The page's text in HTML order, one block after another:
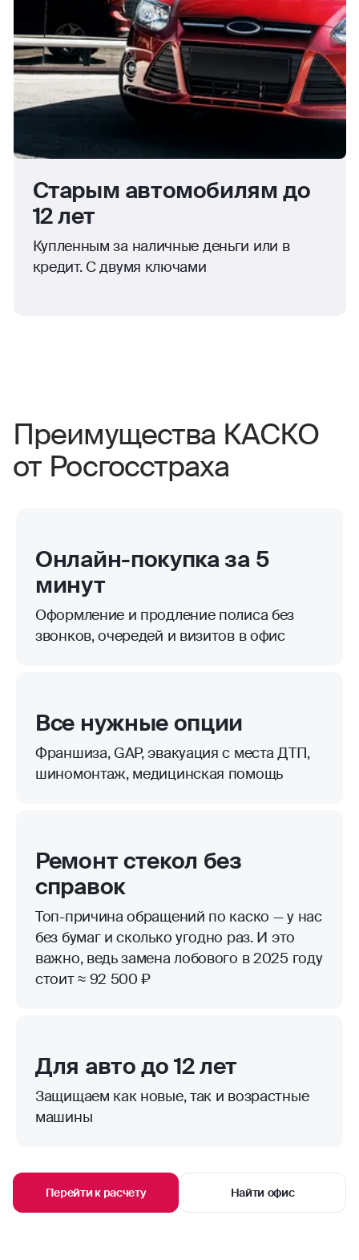
Старым автомобилям до
12 лет
Купленным за наличные деньги или в
кредит. С двумя ключами
Преимущества КАСКО
от Росгосстраха
Онлайн-покупка за 5
минут
Оформление и продление полиса без
звонков, очередей и визитов в офис
Все нужные опции
Франшиза, GAP, эвакуация с места ДТП,
шиномонтаж, медицинская помощь
Ремонт стекол без
справок
Топ-причина обращений по каско — у нас
без бумаг и сколько угодно раз. И это
важно, ведь замена лобового в 2025 году
стоит ≈ 92 500 ₽
Для авто до 12 лет
Защищаем как новые, так и возрастные
машины
Перейти к расчету Найти офис